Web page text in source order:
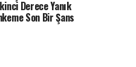
Derece Yanık
Son Bir Şans